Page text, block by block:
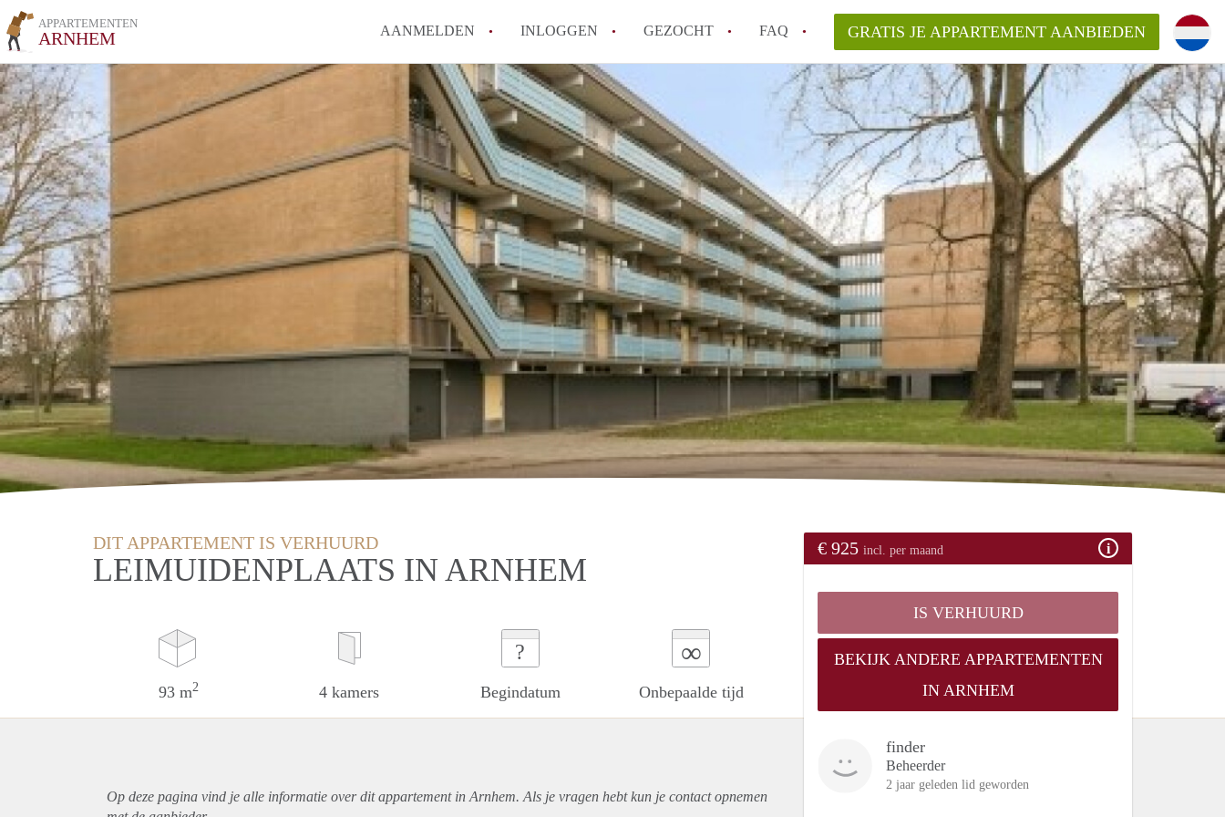
APPARTEMENTEN
ARNHEM AANMELDEN INLOGGEN GEZOCHT FAQ
How to translate AppartementenArnhem!
Wat is AppartementenArnhem?
Hoeveel kost het om te reageren op een Appartement in Arnhem?
Wat is de privacyverklaring van AppartementenArnhem?
Berekent AppartementenArnhem
makelaarsvergoeding/bemiddelingsvergoeding?
Alle veelgestelde vragen
GRATIS JE APPARTEMENT AANBIEDEN
DIT APPARTEMENT IS VERHUURD
LEIMUIDENPLAATS IN ARNHEM
93 m2 4 kamers
?
Begindatum
∞
Onbepaalde tijd
€ 925 incl. per maand
IS VERHUURD
BEKIJK ANDERE APPARTEMENTEN
IN ARNHEM
finder
Beheerder
2 jaar geleden lid geworden
Op deze pagina vind je alle informatie over ditappartementin Arnhem. Als je vragen hebt kun je contact opnemen